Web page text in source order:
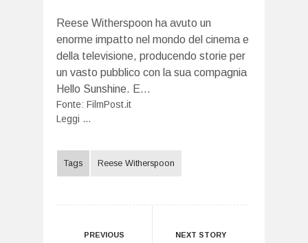
Reese Witherspoon ha avuto un
enorme impatto nel mondo del cinema e
della televisione, producendo storie per
un vasto pubblico con la sua compagnia
Hello Sunshine. E…
Fonte: FilmPost.it
Leggi ...
Tags Reese Witherspoon
PREVIOUS
NEXT STORY